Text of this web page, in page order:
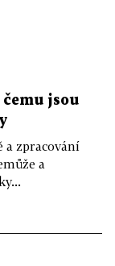
jsou
a zpracování
a